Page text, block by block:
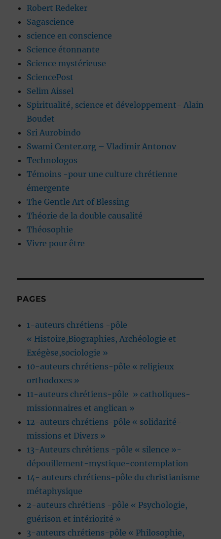
Robert Redeker
Sagascience
science en conscience
Science étonnante
Science mystérieuse
SciencePost
Selim Aissel
Spiritualité, science et développement- Alain
Boudet
Sri Aurobindo
Swami Center.org – Vladimir Antonov
Technologos
Témoins -pour une culture chrétienne
émergente
The Gentle Art of Blessing
Théorie de la double causalité
Théosophie
Vivre pour être
PAGES
1-auteurs chrétiens -pôle
« Histoire,Biographies, Archéologie et
Exégèse,sociologie »
10-auteurs chrétiens-pôle « religieux
orthodoxes »
11-auteurs chrétiens-pôle » catholiques-
missionnaires et anglican »
12-auteurs chrétiens-pôle « solidarité-
missions et Divers »
13-Auteurs chrétiens -pôle « silence »-
dépouillement-mystique-contemplation
14- auteurs chrétiens-pôle du christianisme
métaphysique
2-auteurs chrétiens -pôle « Psychologie,
guérison et intériorité »
3-auteurs chrétiens-pôle « Philosophie,